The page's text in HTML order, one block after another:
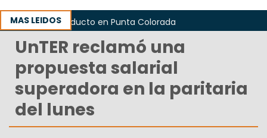
MAS LEIDOS
del oleoducto en Punta Colorada
UnTER reclamó una
propuesta salarial
superadora en la paritaria
del lunes